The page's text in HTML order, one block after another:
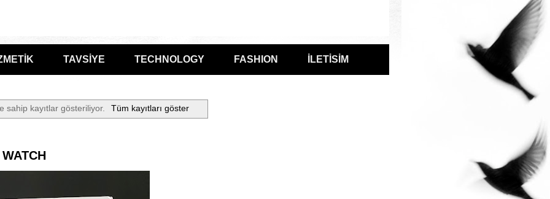
TAVSİYE TECHNOLOGY FASHION İLETİSİM
sahip kayıtlar gösteriliyor. Tüm kayıtları göster